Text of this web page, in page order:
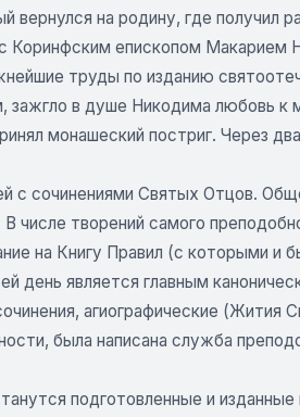
вернулся на родину, где получил
Коринфским епископом Макарием
труды по изданию
в душе Никодима любовь к
монашеский постриг. Через
с сочинениями Святых Отцов.
числе творений самого
на Книгу Правил (с которыми и
день является главным
агиографические (Жития
была написана служба
подготовленные и